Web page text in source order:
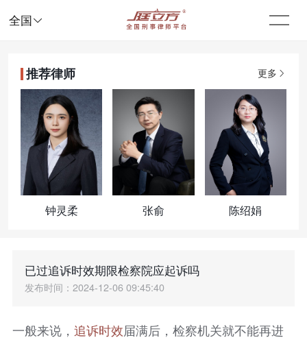
全国 
推荐律师 更多
钟灵柔 张俞 陈绍娟
已过追诉时效期限检察院应起诉吗
发布时间：2024-12-06 09:45:40
一般来说， 追诉时效届满后，检察机关就不能再进